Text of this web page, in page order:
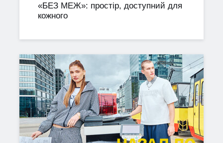
«БЕЗ МЕЖ»: простір, доступний для
кожного